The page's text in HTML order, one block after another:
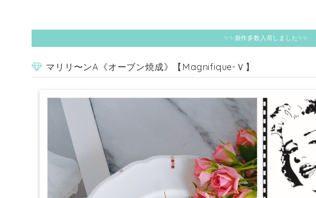
✨✨新作多数入荷しました✨✨
マリリ〜ンA《オーブン焼成》【Magnifique-Ｖ】